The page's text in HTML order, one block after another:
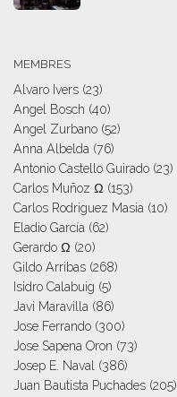
MEMBRES
Alvaro Ivers (23)
Angel Bosch (40)
Angel Zurbano (52)
Anna Albelda (76)
Antonio Castello Guirado (23)
Carlos Muñoz Ω (153)
Carlos Rodriguez Masia (10)
Eladio García (62)
Gerardo Ω (20)
Gildo Arribas (268)
Isidro Calabuig (5)
Javi Maravilla (86)
Jose Ferrando (300)
Jose Sapena Oron (73)
Josep E. Naval (386)
Juan Bautista Puchades (205)